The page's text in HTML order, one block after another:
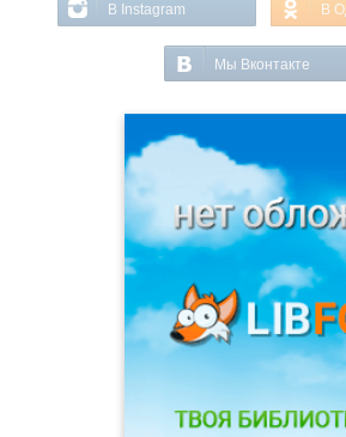
В Instagram В
Мы Вконтакте